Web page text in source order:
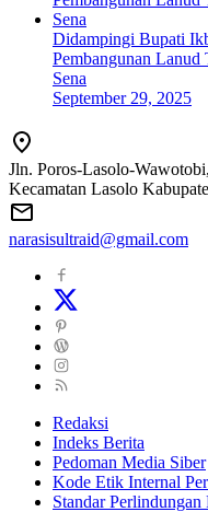
Didampingi Bupati
Pembangunan
Sena
September 29, 2025
Jln. Poros-Lasolo-
Kecamatan Lasolo
narasisultraid@gmail.com
Redaksi
Indeks Berita
Pedoman Media Siber
Kode Etik Internal
Standar Perlindungan